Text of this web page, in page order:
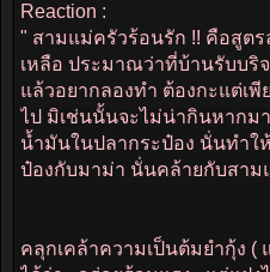
Reaction :
" สามแม่ครัวร้อนรัก !! คือสูต
เหลือ ประมาณว่าที่บ้านรับบริ
แล้วอยากลองทำ ต้องกะแต่เ
ไป มิเช่นนั้นจะไม่น่ากินหากมา
น้ำมันในปลากระป๋อง นั่นทำใ
ป๋องกับมาม่า นั่นคล้ายกับสาม
คลุกเคล้าความเป็นต้มยำกุ้ง (